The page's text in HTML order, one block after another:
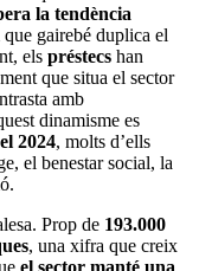
la tendència
que gairebé duplica el
els préstecs han
que situa el sector
amb
dinamisme es
2024, molts d’ells
el benestar social, la
Prop de 193.000
, una xifra que creix
el sector manté una